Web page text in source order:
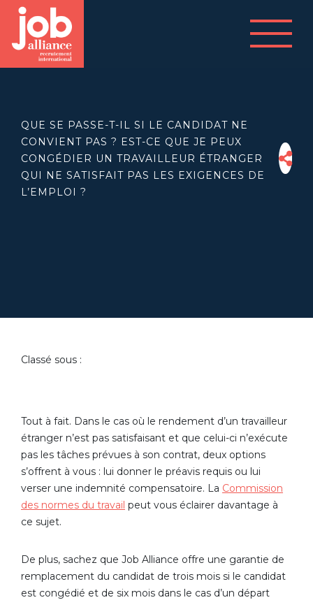
QUE SE PASSE-T-IL SI LE CANDIDAT NE
CONVIENT PAS ? EST-CE QUE JE PEUX
CONGÉDIER UN TRAVAILLEUR ÉTRANGER
QUI NE SATISFAIT PAS LES EXIGENCES DE
L’EMPLOI ?
Classé sous :
Tout à fait. Dans le cas où le rendement d’un travailleur
étranger n’est pas satisfaisant et que celui-ci n’exécute
pas les tâches prévues à son contrat, deux options
s’offrent à vous : lui donner le préavis requis ou lui
verser une indemnité compensatoire. La Commission
des normes du travail peut vous éclairer davantage à
ce sujet.
De plus, sachez que Job Alliance offre une garantie de
remplacement du candidat de trois mois si le candidat
est congédié et de six mois dans le cas d’un départ